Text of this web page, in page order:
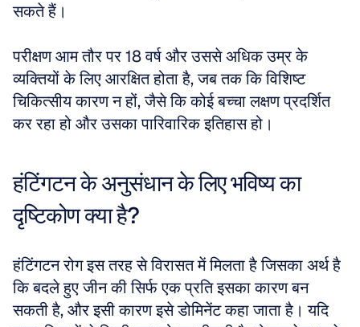
सकते हैं।
परीक्षण आम तौर पर 18 वर्ष और उससे अधिक उम्र के
व्यक्तियों के लिए आरक्षित होता है, जब तक कि विशिष्ट
चिकित्सीय कारण न हों, जैसे कि कोई बच्चा लक्षण प्रदर्शित
कर रहा हो और उसका पारिवारिक इतिहास हो।
हंटिंगटन के अनुसंधान के लिए भविष्य का
दृष्टिकोण क्या है?
हंटिंगटन रोग इस तरह से विरासत में मिलता है जिसका अर्थ है
कि बदले हुए जीन की सिर्फ एक प्रति इसका कारण बन
सकती है, और इसी कारण इसे डोमिनेंट कहा जाता है। यदि